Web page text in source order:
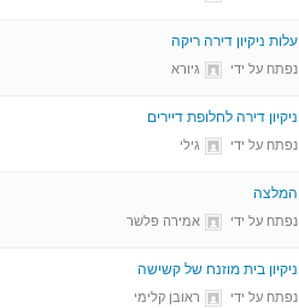
עלות ניקיון דירה ריקה
נפתח על ידי גיורא
ניקיון דירה לחלופת דיירים
נפתח על ידי גילי
המלצה
נפתח על ידי אמירה פלשר
ניקיון בית מוזנח של קשישה
נפתח על ידי ראובן קלימי